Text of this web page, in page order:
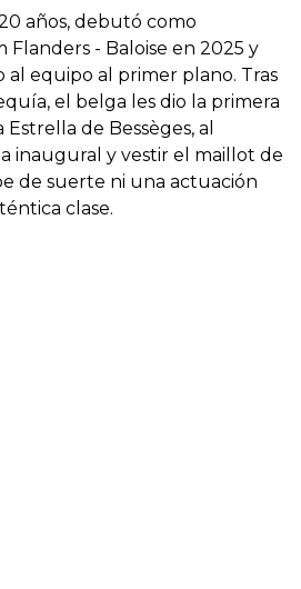
años, debutó como
Flanders - Baloise en 2025 y
equipo al primer plano. Tras
el belga les dio la primera
de Bessèges, al
inaugural y vestir el maillot de
de suerte ni una actuación
clase.